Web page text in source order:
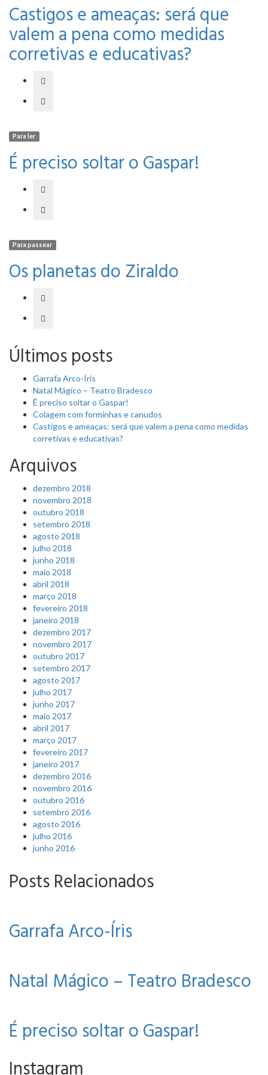
Castigos e ameaças: será que
valem a pena como medidas
corretivas e educativas?
Para ler
É preciso soltar o Gaspar!
Para passear
Os planetas do Ziraldo
Últimos posts
Garrafa Arco-Íris
Natal Mágico – Teatro Bradesco
É preciso soltar o Gaspar!
Colagem com forminhas e canudos
Castigos e ameaças: será que valem a pena como medidas
corretivas e educativas?
Arquivos
dezembro 2018
novembro 2018
outubro 2018
setembro 2018
agosto 2018
julho 2018
junho 2018
maio 2018
abril 2018
março 2018
fevereiro 2018
janeiro 2018
dezembro 2017
novembro 2017
outubro 2017
setembro 2017
agosto 2017
julho 2017
junho 2017
maio 2017
abril 2017
março 2017
fevereiro 2017
janeiro 2017
dezembro 2016
novembro 2016
outubro 2016
setembro 2016
agosto 2016
julho 2016
junho 2016
Posts Relacionados
Garrafa Arco-Íris
Natal Mágico – Teatro Bradesco
É preciso soltar o Gaspar!
Instagram